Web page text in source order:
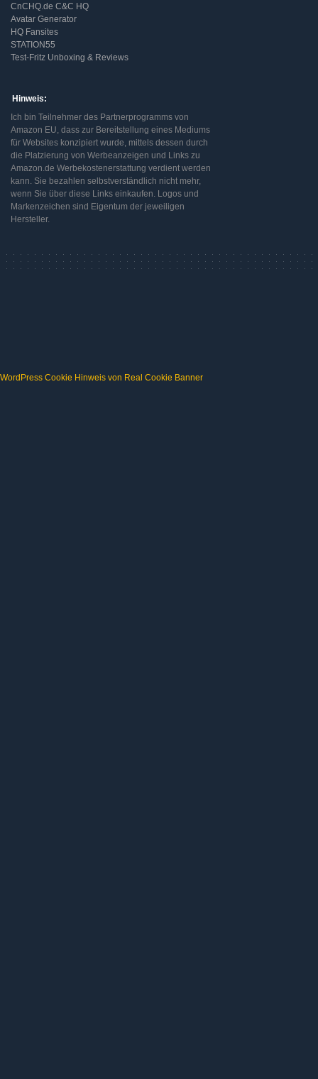
CnCHQ.de C&C HQ
Avatar Generator
HQ Fansites
STATION55
Test-Fritz Unboxing & Reviews
Hinweis:
Ich bin Teilnehmer des Partnerprogramms von
Amazon EU, dass zur Bereitstellung eines Mediums
für Websites konzipiert wurde, mittels dessen durch
die Platzierung von Werbeanzeigen und Links zu
Amazon.de Werbekostenerstattung verdient werden
kann. Sie bezahlen selbstverständlich nicht mehr,
wenn Sie über diese Links einkaufen. Logos und
Markenzeichen sind Eigentum der jeweiligen
Hersteller.
WordPress Cookie Hinweis von Real Cookie Banner